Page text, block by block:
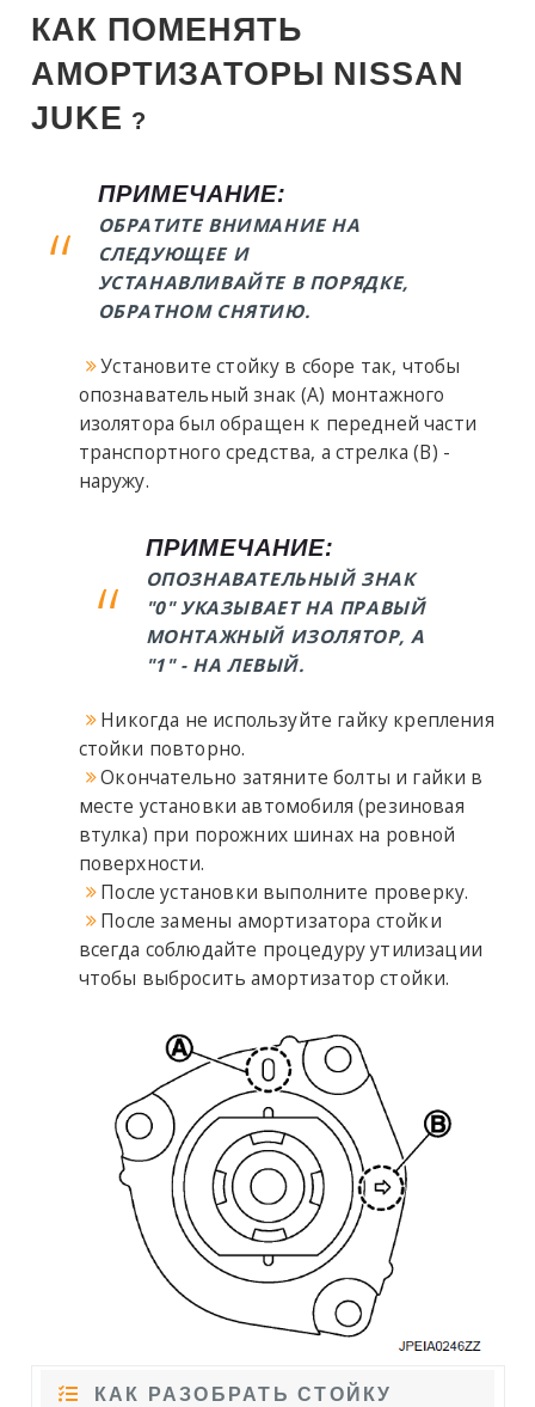
КАК ПОМЕНЯТЬ
АМОРТИЗАТОРЫ NISSAN
JUKE ?
ПРИМЕЧАНИЕ:
ОБРАТИТЕ ВНИМАНИЕ НА
СЛЕДУЮЩЕЕ И
УСТАНАВЛИВАЙТЕ В ПОРЯДКЕ,
ОБРАТНОМ СНЯТИЮ.
Установите стойку в сборе так, чтобы
опознавательный знак (A) монтажного
изолятора был обращен к передней части
транспортного средства, а стрелка (B) -
наружу.
ПРИМЕЧАНИЕ:
ОПОЗНАВАТЕЛЬНЫЙ ЗНАК
"0" УКАЗЫВАЕТ НА ПРАВЫЙ
МОНТАЖНЫЙ ИЗОЛЯТОР, А
"1" - НА ЛЕВЫЙ.
Никогда не используйте гайку крепления
стойки повторно.
Окончательно затяните болты и гайки в
месте установки автомобиля (резиновая
втулка) при порожних шинах на ровной
поверхности.
После установки выполните проверку.
После замены амортизатора стойки
всегда соблюдайте процедуру утилизации
чтобы выбросить амортизатор стойки.
КАК РАЗОБРАТЬ СТОЙКУ